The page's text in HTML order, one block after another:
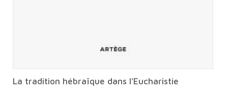
La tradition hébraïque dans l'Eucharistie